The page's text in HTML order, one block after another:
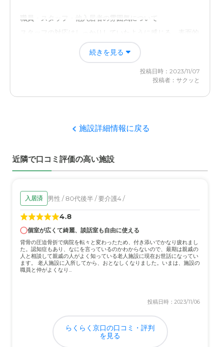
職員・スタッフ・他入居者の雰囲気について
スタッフの対応はしっかりしていたように感じる。表面的
な部分しか見れてないが、悪い人は居なさそう。
新しいかんじではないが、しっかりした設備が置いてあっ
介護士の有資格者が結構いたので、スタッフにとっても悪
近隣環境や交通アクセスについて
料金費用について
料金はやや高めの設定であった。ただ、継続していく上で
スタッフのクオリティー確保のためある程度受け入れ必
要。
続きを見る
投稿日時：2023/11/07
投稿者：サクッと
施設詳細情報に戻る
近隣で口コミ評価の高い施設
入居済 男性 / 80代後半 / 要介護4 /
4.8
個室が広くて綺麗、談話室も自由に使える
背骨の圧迫骨折で病院を転々と変わったため、付き添いでかなり疲れまし
た。認知症もあり、なにを言っているのかわからないので、最期は親戚の
人と相談して親戚の人がよく知っている老人施設に現在お世話になってい
ます。 老人施設に入所してから、おとなしくなりました。いまは、施設の
職員と仲がよくなり...
投稿日時：2023/11/06
らくらく京口の口コミ・評判
を見る